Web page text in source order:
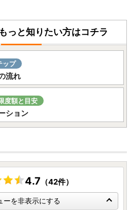
の年末年始休業について】
以下の期間で年末年始休業となり
ールのお問い合わせにつきまして
対応を行います。
とがございますので何卒ご了承くだ
トにて返礼品をお届けいたしており
が生じた場合、
受取人様のご負担となります。
りませんので、必ず事前のご確認
ます。
■
、［日本郵便］でのお届けとなりま
っと知りたい方はコチラ
ップ
流れ
度額と目安
ション
4.7 （42件）
ーを非表示にする